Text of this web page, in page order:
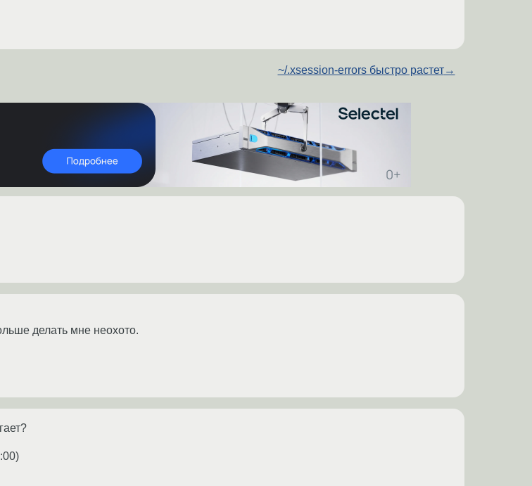
~/.xsession-errors быстро растет→
делать мне неохото.
)